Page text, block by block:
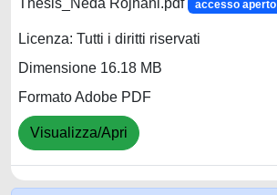
Thesis_Neda Rojhani.pdf accesso aperto
Licenza: Tutti i diritti riservati
Dimensione 16.18 MB
Formato Adobe PDF
Visualizza/Apri